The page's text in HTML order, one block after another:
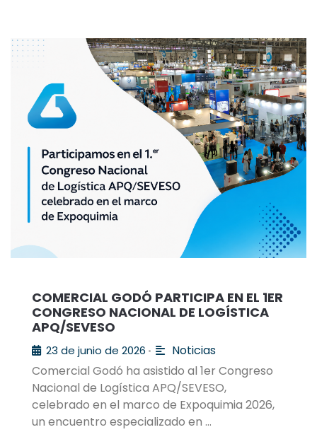
COMERCIAL GODÓ PARTICIPA EN EL 1ER
CONGRESO NACIONAL DE LOGÍSTICA
APQ/SEVESO
23 de junio de 2026 •
Noticias
Comercial Godó ha asistido al 1er Congreso
Nacional de Logística APQ/SEVESO,
celebrado en el marco de Expoquimia 2026,
un encuentro especializado en …